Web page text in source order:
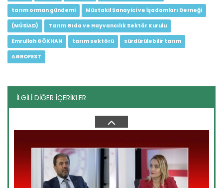
tarım orman gündemi Müstakil Sanayici ve İşadamları Derneği
(MÜSİAD) Tarım Gıda ve Hayvancılık Sektör Kurulu
Emrullah GÖKHAN tarım sektörü sürdürülebilir tarım
AGROFEST
İLGİLİ DİĞER İÇERİKLER
Devamını Oku ->
Tarım Orman Gündemi 10.06.2026
“Tarım Orman Gündemi” sektörün gündemini izleyici ile...
Devamını Oku ->